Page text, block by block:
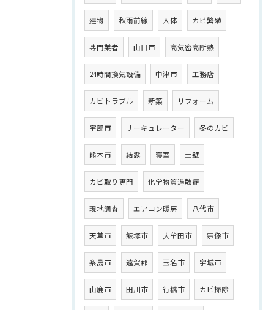
建物 秋雨前線 人体 カビ繁殖
専門業者 山口市 高気密高断熱
24時間換気設備 中津市 工務店
カビトラブル 新築 リフォーム
宇部市 サーキュレーター 冬のカビ
熊本市 結露 寝室 土壁
カビ取り専門 化学物質過敏症
現地調査 エアコン暖房 八代市
天草市 飯塚市 大牟田市 宗像市
糸島市 遠賀郡 玉名市 宇城市
山鹿市 田川市 行橋市 カビ掃除